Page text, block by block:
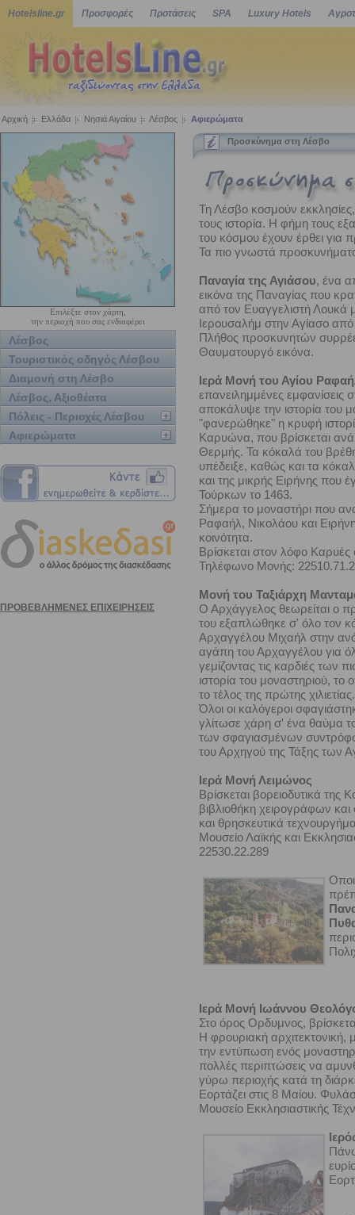
Hotelsline.gr Προσφορές Προτάσεις SPA Luxury Hotels
Αρχική Ελλάδα Νησιά Αιγαίου Λέσβος Αφιερώματα
Επιλέξτε στον χάρτη,
την περιοχή που σας ενδιαφέρει
Λέσβος
Τουριστικός οδηγός Λέσβου
Διαμονή στη Λέσβο
Λέσβος, Αξιοθέατα
Πόλεις - Περιοχές Λέσβου
Αφιερώματα
Προσκύνημα στη Λέσβο
Τη Λέσβο κοσμούν
τους ιστορία. Η φήμη τους
του κόσμου έχουν έρθει για
Τα πιο γνωστά
Παναγία της Αγιάσου, ένα
εικόνα της Παναγίας που
από τον Ευαγγελιστή Λουκά
Ιερουσαλήμ στην Αγίασο
Πλήθος προσκυνητών
Θαυματουργό εικόνα.
Ιερά Μονή του Αγίου
επανειλημμένες εμφανίσεις
αποκάλυψε την ιστορία του
"φανερώθηκε" η κρυφή
Καρυώνα, που βρίσκεται
Θερμής. Τα κόκαλά του
υπέδειξε, καθώς και τα
και της μικρής Ειρήνης που
Τούρκων το 1463.
Σήμερα το μοναστήρι που
Ραφαήλ, Νικολάου και
κοινότητα.
Βρίσκεται στον λόφο Καρυές
Τηλέφωνο Μονής:
Μονή του Ταξιάρχη
Ο Αρχάγγελος θεωρείται ο
του εξαπλώθηκε σ' όλο τον
Αρχαγγέλου Μιχαήλ στην
αγάπη του Αρχαγγέλου για
γεμίζοντας τις καρδιές των
ιστορία του μοναστηριού,
το τέλος της πρώτης χιλιετίας.
Όλοι οι καλόγεροι
γλίτωσε χάρη σ' ένα θαύμα
των σφαγιασμένων
του Αρχηγού της Τάξης των
Ιερά Μονή Λειμώνος
Βρίσκεται βορειοδυτικά της
βιβλιοθήκη χειρογράφων και
και θρησκευτικά
Μουσείο Λαϊκής και
22530.22.289
Ιερά Μονή Ιωάννου
Στο όρος Ορδυμνος,
H φρουριακή αρχιτεκτονική,
την εντύπωση ενός
πολλές περιπτώσεις να
γύρω περιοχής κατά τη
Εορτάζει στις 8 Μαίου.
Μουσείο Εκκλησιαστικής